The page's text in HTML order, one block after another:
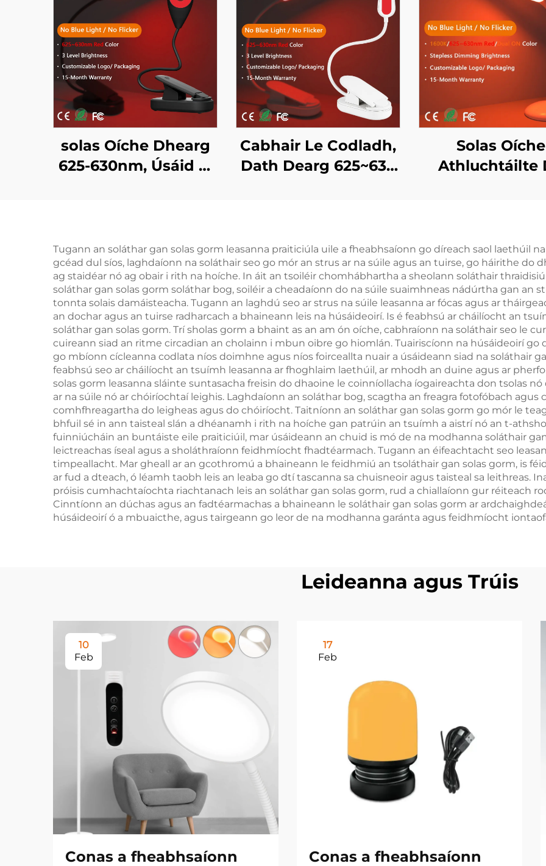
solas Oíche Dhearg
625-630nm, Úsáid 5-
1-Uair ar Chorp Eile
Dhubh
Cabhair Le Codladh,
Dath Dearg 625~630
Leabhar LED le Corp
Bán
Solas Oíche
Athluchtáilte
Teagmhála
Cuimhne 18H
Saighdiúr
Chineál-C
Tugann an soláthar gan solas gorm leasanna praiticiúla uile a fheabhsaíonn go díreach saol laethúil
gcéad dul síos, laghdaíonn na soláthair seo go mór an strus ar na súile agus an tuirse, go háirithe do
ag staidéar nó ag obair i rith na hoíche. In áit an tsoiléir chomhábhartha a sheolann soláthair
soláthar gan solas gorm soláthar bog, soiléir a cheadaíonn do na súile suaimhneas nádúrtha gan an
tonnta solais damáisteacha. Tugann an laghdú seo ar strus na súile leasanna ar fócas agus ar
an dochar agus an tuirse radharcach a bhaineann leis na húsáideoirí. Is é feabhsú ar cháilíocht an
soláthar gan solas gorm. Trí sholas gorm a bhaint as an am ón oíche, cabhraíonn na soláthair seo le
cuireann siad an ritme circadian an cholainn i mbun oibre go hiomlán. Tuairiscíonn na húsáideoirí go
go mbíonn cícleanna codlata níos doimhne agus níos foirceallta nuair a úsáideann siad na soláthair
feabhsú seo ar cháilíocht an tsuímh leasanna ar fhoghlaim laethúil, ar mhodh an duine agus ar
solas gorm leasanna sláinte suntasacha freisin do dhaoine le coinníollacha íogaireachta don tsolas
ar na súile nó ar chóiríochtaí leighis. Laghdaíonn an soláthar bog, scagtha an freagra fotofóbach
comhfhreagartha do leigheas agus do chóiríocht. Taitníonn an soláthar gan solas gorm go mór le
bhfuil sé in ann taisteal slán a dhéanamh i rith na hoíche gan patrúin an tsuímh a aistrí nó an t-
fuinniúcháin an buntáiste eile praiticiúil, mar úsáideann an chuid is mó de na modhanna soláthair
leictreachas íseal agus a sholáthraíonn feidhmíocht fhadtéarmach. Tugann an éifeachtacht seo
timpeallacht. Mar gheall ar an gcothromú a bhaineann le feidhmiú an tsoláthair gan solas gorm, is
ar fud a dteach, ó léamh taobh leis an leaba go dtí tascanna sa chuisneoir agus taisteal sa leithreas.
próisis cumhachtaíochta riachtanach leis an soláthar gan solas gorm, rud a chiallaíonn gur réiteach
Cinntíonn an dúchas agus an fadtéarmachas a bhaineann le soláthair gan solas gorm ar
húsáideoirí ó a mbuaicthe, agus tairgeann go leor de na modhanna garánta agus feidhmíocht
Leideanna agus Trúis
10
Feb
Conas a fheabhsaíonn
17
Feb
Conas a fheabhsaíonn